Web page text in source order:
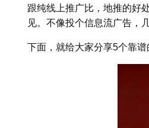
跟纯线上推广比，地推的好
见。不像投个信息流广告，
下面，就给大家分享5个靠谱